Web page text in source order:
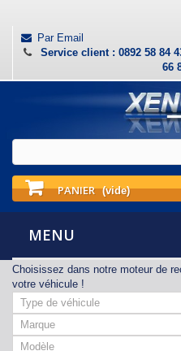
Par Email
Service client : 0892 58 84
66
PANIER (vide)
MENU
Choisissez dans notre moteur de
votre véhicule !